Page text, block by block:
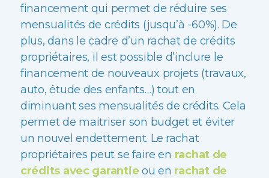
financement qui permet de réduire ses
mensualités de crédits (jusqu’à -60%). De
plus, dans le cadre d’un rachat de crédits
propriétaires, il est possible d’inclure le
financement de nouveaux projets (travaux,
auto, étude des enfants…) tout en
diminuant ses mensualités de crédits. Cela
permet de maitriser son budget et éviter
un nouvel endettement. Le rachat
propriétaires peut se faire en rachat de
crédits avec garantie ou en rachat de